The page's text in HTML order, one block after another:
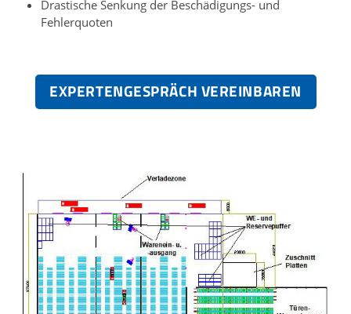
Drastische Senkung der Beschädigungs- und
Fehlerquoten
EXPERTENGESPRÄCH VEREINBAREN